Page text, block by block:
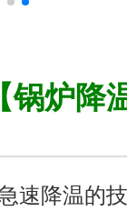
炉降
速降温的